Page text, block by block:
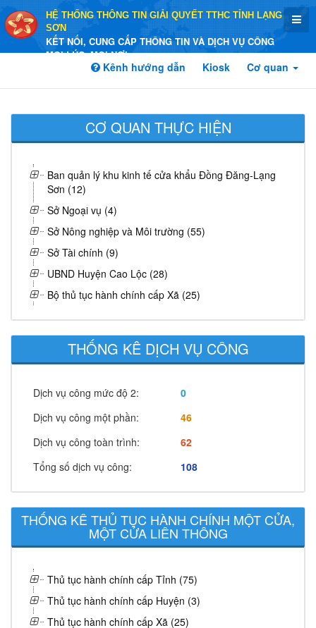
HỆ THỐNG THÔNG TIN GIẢI QUYẾT TTHC TỈNH LẠNG
SƠN
KẾT NỐI, CUNG CẤP THÔNG TIN VÀ DỊCH VỤ CÔNG
MỌI LÚC, MỌI NƠI
Kênh hướng dẫn Kiosk Cơ quan
CƠ QUAN THỰC HIỆN
Ban quản lý khu kinh tế cửa khẩu Đồng Đăng-Lạng
Sơn (12)
Sở Ngoại vụ (4)
Sở Nông nghiệp và Môi trường (55)
Sở Tài chính (9)
UBND Huyện Cao Lộc (28)
Bộ thủ tục hành chính cấp Xã (25)
THỐNG KÊ DỊCH VỤ CÔNG
Dịch vụ công mức độ 2:
0
Dịch vụ công một phần:
46
Dịch vụ công toàn trình:
62
Tổng số dịch vụ công:
108
THỐNG KÊ THỦ TỤC HÀNH CHÍNH MỘT CỬA,
MỘT CỬA LIÊN THÔNG
Thủ tục hành chính cấp Tỉnh (75)
Thủ tục hành chính cấp Huyện (3)
Thủ tục hành chính cấp Xã (25)